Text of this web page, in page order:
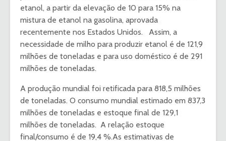
etanol, a partir da elevação de 10 para 15% na
mistura de etanol na gasolina, aprovada
recentemente nos Estados Unidos. Assim, a
necessidade de milho para produzir etanol é de 121,9
milhões de toneladas e para uso doméstico é de 291
milhões de toneladas.
A produção mundial foi retificada para 818,5 milhões
de toneladas. O consumo mundial estimado em 837,3
milhões de toneladas e estoque final de 129,1
milhões de toneladas. A relação estoque
final/consumo é de 19,4 %.As estimativas de